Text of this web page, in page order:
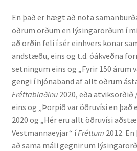
Orðhlutafræði
Samtímasetningafræði
Söguleg setningafræði
Hljóð og hljóðkerfi
Staða íslenskunnar
En það er hægt að nota
öðrum orðum en lýsingarorðum í
að orðin feli í sér einhvers konar
andstæðu, eins og t.d. óákveðna
setningum eins og „Fyrir 150 árum
gengi í hjónaband af allt öðrum
Fréttablaðinu 2020, eða
eins og „Þorpið var öðruvísi en það
2020 og „Hér eru allt öðruvísi
Vestmannaeyjar“ íFréttum 2012.
að sama máli gegnir um